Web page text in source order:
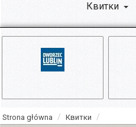
Квитки
Strona główna Квитки